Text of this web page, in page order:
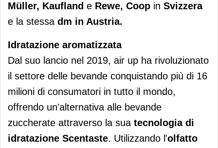
Müller, Kaufland e Rewe, Coop in Svizzera
e la stessa dm in Austria.
Idratazione aromatizzata
Dal suo lancio nel 2019, air up ha rivoluzionato
il settore delle bevande conquistando più di 16
milioni di consumatori in tutto il mondo,
offrendo un'alternativa alle bevande
zuccherate attraverso la sua tecnologia di
idratazione Scentaste. Utilizzando l'olfatto